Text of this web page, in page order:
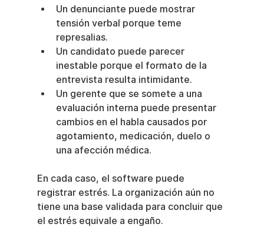
Un denunciante puede mostrar
tensión verbal porque teme
represalias.
Un candidato puede parecer
inestable porque el formato de la
entrevista resulta intimidante.
Un gerente que se somete a una
evaluación interna puede presentar
cambios en el habla causados por
agotamiento, medicación, duelo o
una afección médica.
En cada caso, el software puede
registrar estrés. La organización aún no
tiene una base validada para concluir que
el estrés equivale a engaño.